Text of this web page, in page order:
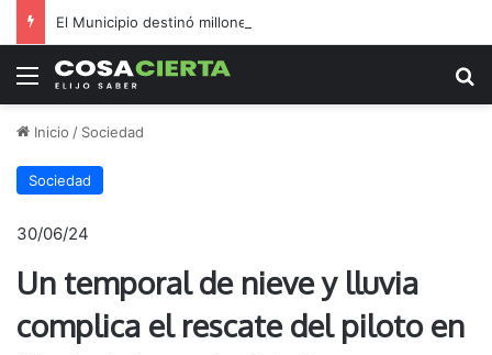
Menú
Inicio / Sociedad
Sociedad
30/06/24
Un temporal de nieve y lluvia
complica el rescate del piloto en